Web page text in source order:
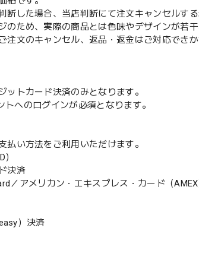
断した場合、当店判断にて注文キャンセルする
のため、実際の商品とは色味やデザインが若
注文のキャンセル、返品・返金はご対応できか
ットカード決済のみとなります。
トへのログインが必須となります。
払い方法をご利用いただけます。
決済
アメリカン・エキスプレス・カード（AMEX
）決済